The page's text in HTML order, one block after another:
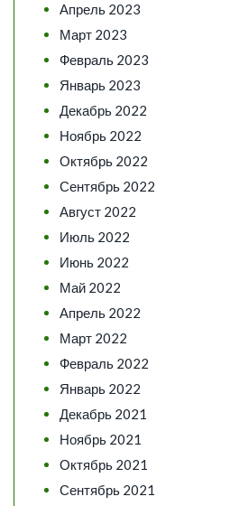
Апрель 2023
Март 2023
Февраль 2023
Январь 2023
Декабрь 2022
Ноябрь 2022
Октябрь 2022
Сентябрь 2022
Август 2022
Июль 2022
Июнь 2022
Май 2022
Апрель 2022
Март 2022
Февраль 2022
Январь 2022
Декабрь 2021
Ноябрь 2021
Октябрь 2021
Сентябрь 2021